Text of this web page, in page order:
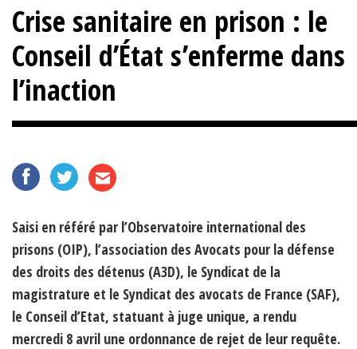
Crise sanitaire en prison : le
Conseil d’État s’enferme dans
l’inaction
Saisi en référé par l’Observatoire international des
prisons (OIP), l’association des Avocats pour la défense
des droits des détenus (A3D), le Syndicat de la
magistrature et le Syndicat des avocats de France (SAF),
le Conseil d’Etat, statuant à juge unique, a rendu
mercredi 8 avril une ordonnance de rejet de leur requête.